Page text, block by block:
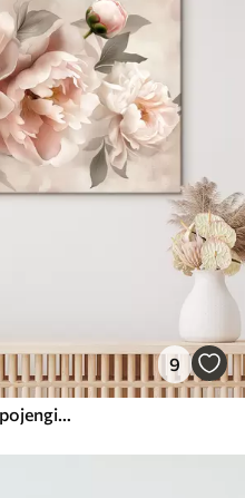
9
Abstraktne roosades toonides pojengide kimp